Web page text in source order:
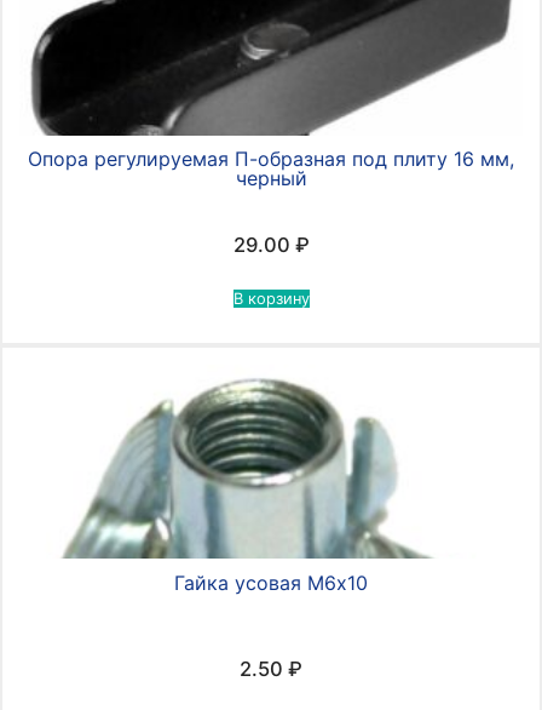
Опора регулируемая П-образная под плиту 16 мм,
черный
29.00 ₽
В корзину
Гайка усовая М6х10
2.50 ₽